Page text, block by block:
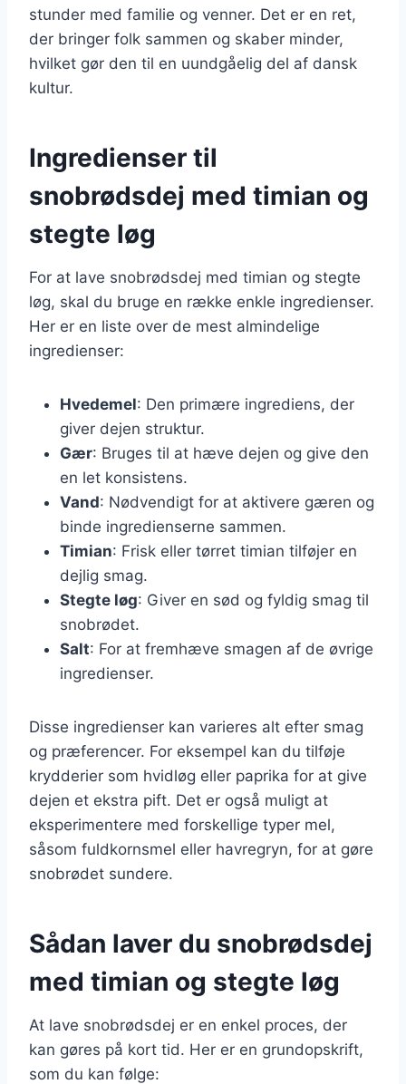
stunder med familie og venner. Det er en ret,
der bringer folk sammen og skaber minder,
hvilket gør den til en uundgåelig del af dansk
kultur.
Ingredienser til
snobrødsdej med timian og
stegte løg
For at lave snobrødsdej med timian og stegte
løg, skal du bruge en række enkle ingredienser.
Her er en liste over de mest almindelige
ingredienser:
Hvedemel: Den primære ingrediens, der
giver dejen struktur.
Gær: Bruges til at hæve dejen og give den
en let konsistens.
Vand: Nødvendigt for at aktivere gæren og
binde ingredienserne sammen.
Timian: Frisk eller tørret timian tilføjer en
dejlig smag.
Stegte løg: Giver en sød og fyldig smag til
snobrødet.
Salt: For at fremhæve smagen af de øvrige
ingredienser.
Disse ingredienser kan varieres alt efter smag
og præferencer. For eksempel kan du tilføje
krydderier som hvidløg eller paprika for at give
dejen et ekstra pift. Det er også muligt at
eksperimentere med forskellige typer mel,
såsom fuldkornsmel eller havregryn, for at gøre
snobrødet sundere.
Sådan laver du snobrødsdej
med timian og stegte løg
At lave snobrødsdej er en enkel proces, der
kan gøres på kort tid. Her er en grundopskrift,
som du kan følge: